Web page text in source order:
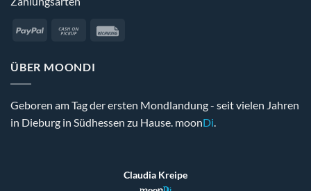
PayPal
Cash
Pickup
ÜBER MOONDI
Geboren am Tag der ersten Mondlandung - seit vielen Jahren
in Dieburg in Südhessen zu Hause. moonDi
Claudia Kreipe